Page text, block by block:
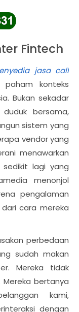
Fintech
jasa call
konteks
Bukan sekadar
bersama,
sistem yang
vendor yang
menawarkan
lagi yang
menonjol
pengalaman
cara mereka
perbedaan
sudah makan
Mereka tidak
bertanya
kami,
dengan